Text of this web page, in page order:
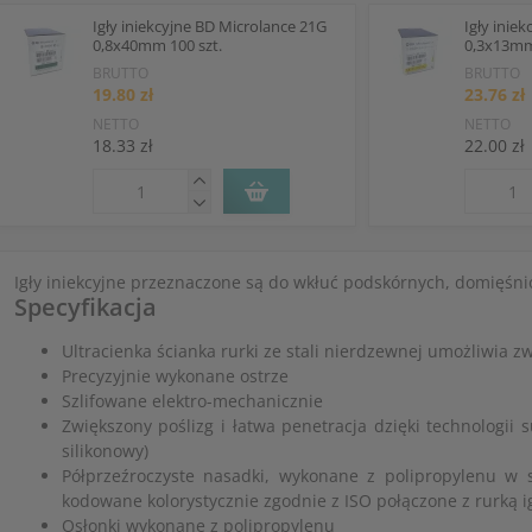
Igły iniekcyjne BD Microlance 21G
0,8x40mm 100 szt.
BRUTTO
19.80 zł
NETTO
18.33 zł
Igły
BRUTTO
23.76 zł
NETTO
22.00 zł
Igły iniekcyjne przeznaczone są do wkłuć podskórnych,
Specyfikacja
Ultracienka ścianka rurki ze stali nierdzewnej umożliwia
Precyzyjnie wykonane ostrze
Szlifowane elektro-mechanicznie
Zwiększony poślizg i łatwa penetracja dzięki technologii
silikonowy)
Półprzeźroczyste nasadki, wykonane z polipropylenu w
kodowane kolorystycznie zgodnie z ISO połączone z rurką
Osłonki wykonane z polipropylenu